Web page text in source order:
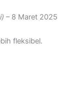
– 8 Maret 2025
fleksibel.